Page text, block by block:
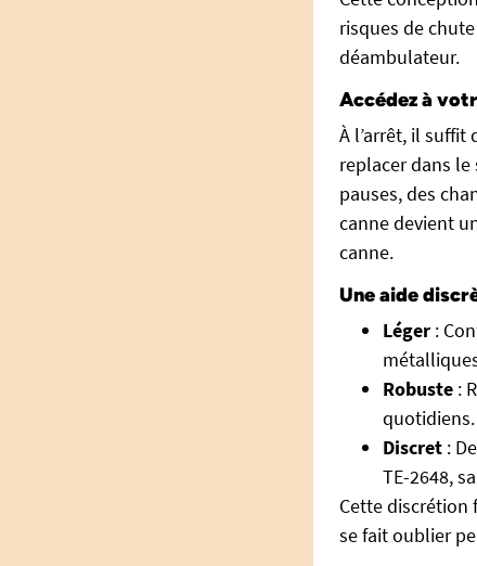
risques de
déambulateur.
Accédez à
À l’arrêt, il suffit
replacer dans
pauses, des
canne devient
canne.
Une aide
Léger :
Robuste :
quotidiens.
Discret :
TE-2648,
Cette discrétion
se fait oublier